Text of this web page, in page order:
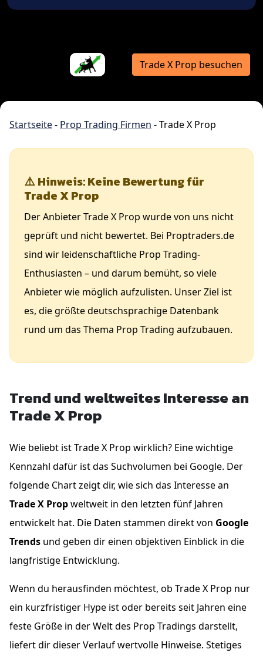
Trade X Prop besuchen
Startseite- Prop Trading Firmen -Trade X Prop
⚠️ Hinweis: Keine Bewertung für
Trade X Prop
Der Anbieter Trade X Prop wurde von uns nicht
geprüft und nicht bewertet. Bei Proptraders.de
sind wir leidenschaftliche Prop Trading-
Enthusiasten – und darum bemüht, so viele
Anbieter wie möglich aufzulisten. Unser Ziel ist
es, die größte deutschsprachige Datenbank
rund um das Thema Prop Trading aufzubauen.
Trend und weltweites Interesse an
Trade X Prop
Wie beliebt ist Trade X Prop wirklich? Eine wichtige
Kennzahl dafür ist das Suchvolumen bei Google. Der
folgende Chart zeigt dir, wie sich das Interesse an
Trade X Propweltweit in den letzten fünf Jahren
entwickelt hat. Die Daten stammen direkt von Google
Trends und geben dir einen objektiven Einblick in die
langfristige Entwicklung.
Wenn du herausfinden möchtest, ob Trade X Prop nur
ein kurzfristiger Hype ist oder bereits seit Jahren eine
feste Größe in der Welt des Prop Tradings darstellt,
liefert dir dieser Verlauf wertvolle Hinweise. Stetiges